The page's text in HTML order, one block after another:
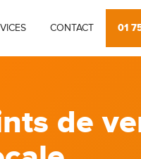
CONTACT 01
de